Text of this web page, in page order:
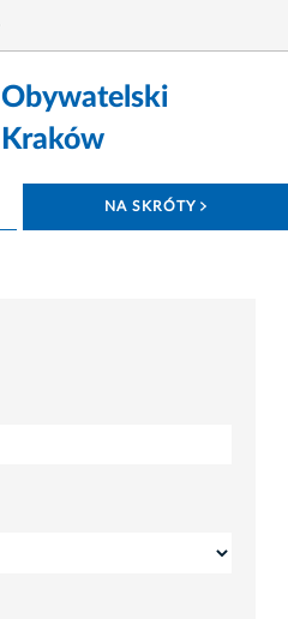
Obywatelski
Kraków
NA SKRÓTY